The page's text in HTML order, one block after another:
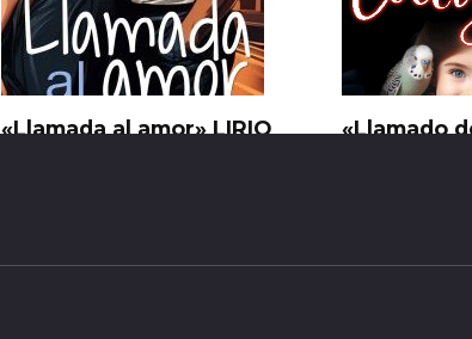
«Llamada al amor» LIRIO
«Llamado